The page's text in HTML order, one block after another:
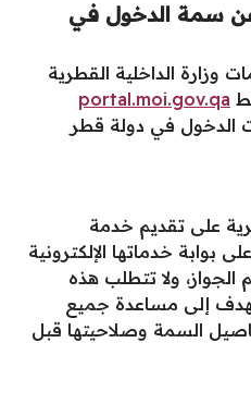
عن سمة الدخول في
وزارة الداخلية القطرية
portal.moi.gov.qa
الدخول في دولة قطر
على تقديم خدمة
بوابة خدماتها الإلكترونية
ولا تتطلب هذه
إلى مساعدة جميع
السمة وصلاحيتها قبل